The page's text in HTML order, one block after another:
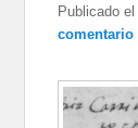
Publicado el
comentario